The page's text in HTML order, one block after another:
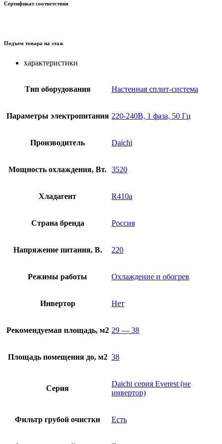
Сертификат соответствия
Подъем товара на этаж
характеристики
Тип оборудования Настенная сплит-система
Параметры электропитания 220-240В, 1 фаза, 50 Гц
Производитель Daichi
Мощность охлаждения, Вт. 3520
Хладагент R410a
Страна бренда Россия
Напряжение питания, В. 220
Режимы работы Охлаждение и обогрев
Инвертор Нет
Рекомендуемая площадь, м2 29 — 38
Площадь помещения до, м2 38
Серия
Daichi серия Everest (не
инвертор)
Фильтр грубой очистки Есть